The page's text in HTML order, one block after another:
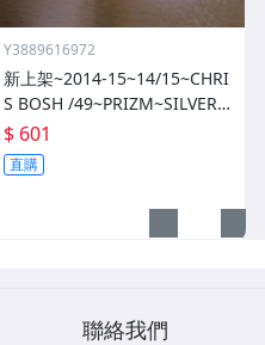
Y3889616972
新上架~2014-15~14/15~CHRI
S BOSH /49~PRIZM~SILVER~
紅亮~低限量/49~1060114-1
$ 601
直購
聯絡我們